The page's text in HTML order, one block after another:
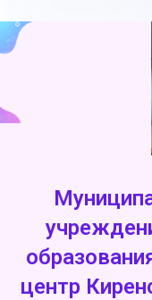
центр